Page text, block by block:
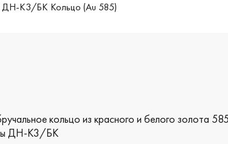
ДН-К3/БК Кольцо (Au 585)